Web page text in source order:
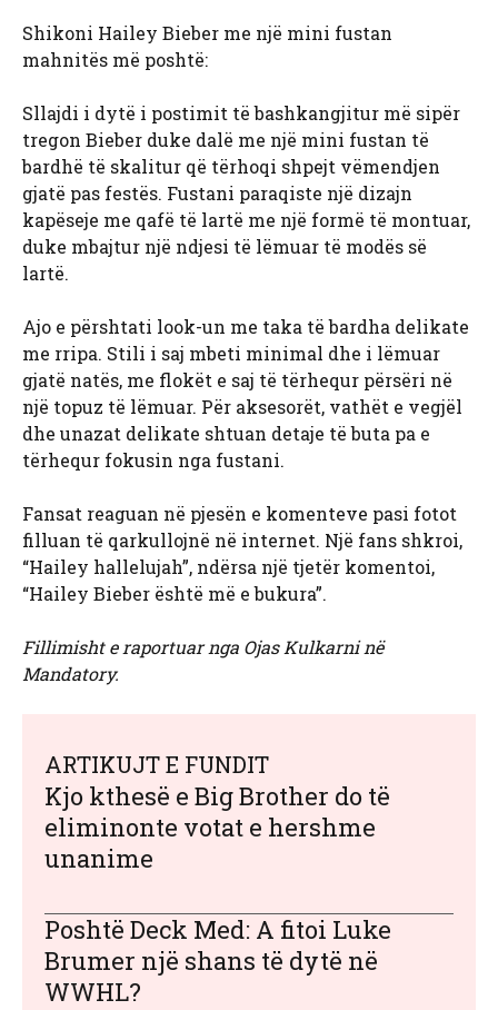
Shikoni Hailey Bieber me një mini fustan
mahnitës më poshtë:
Sllajdi i dytë i postimit të bashkangjitur më sipër
tregon Bieber duke dalë me një mini fustan të
bardhë të skalitur që tërhoqi shpejt vëmendjen
gjatë pas festës. Fustani paraqiste një dizajn
kapëseje me qafë të lartë me një formë të montuar,
duke mbajtur një ndjesi të lëmuar të modës së
lartë.
Ajo e përshtati look-un me taka të bardha delikate
me rripa. Stili i saj mbeti minimal dhe i lëmuar
gjatë natës, me flokët e saj të tërhequr përsëri në
një topuz të lëmuar. Për aksesorët, vathët e vegjël
dhe unazat delikate shtuan detaje të buta pa e
tërhequr fokusin nga fustani.
Fansat reaguan në pjesën e komenteve pasi fotot
filluan të qarkullojnë në internet. Një fans shkroi,
“Hailey hallelujah”, ndërsa një tjetër komentoi,
“Hailey Bieber është më e bukura”.
Fillimisht e raportuar nga Ojas Kulkarni në
Mandatory.
ARTIKUJT E FUNDIT
Kjo kthesë e Big Brother do të
eliminonte votat e hershme
unanime
Poshtë Deck Med: A fitoi Luke
Brumer një shans të dytë në
WWHL?